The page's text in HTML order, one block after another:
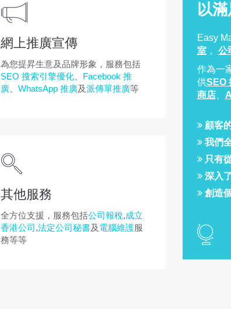
網上推廣宣傳
為您提昇生意及品牌形象，服務包括
SEO 搜索引擎優化
Facebook 推
廣 、WhatsApp 推廣及派傳單推廣等
其他服務
全方位支援，服務包括公司報稅,成立
香港公司,法定公司秘書及 電腦維護服
務等等
以
Easy
室， 公
作為一
供SEO
商店、
顧客
我們
只有
深入
創造